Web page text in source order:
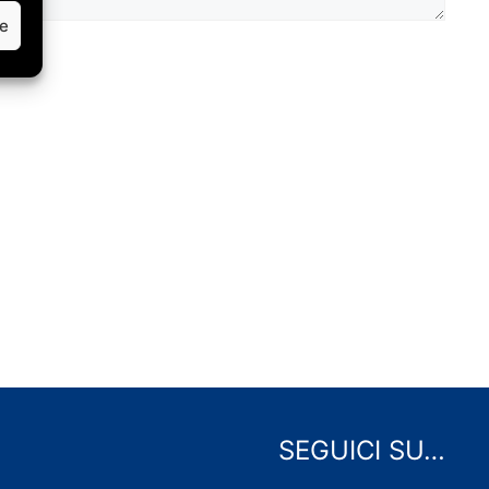
SEGUICI SU…